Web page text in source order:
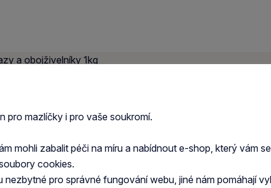
přípravek pro plazy, který obsahuje mimo nejdůležitějších
pro mazlíčky i pro vaše soukromí.
mohli zabalit péči na míru a nabídnout e-shop, který vám
cookies.
nezbytné pro správné fungování webu, jiné nám pomáhají